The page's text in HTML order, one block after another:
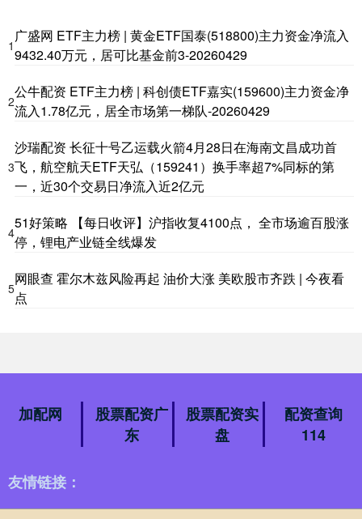
1
广盛网 ETF主力榜 | 黄金ETF国泰(518800)主力资金净流入
9432.40万元，居可比基金前3-20260429
2
公牛配资 ETF主力榜 | 科创债ETF嘉实(159600)主力资金净
流入1.78亿元，居全市场第一梯队-20260429
3
沙瑞配资 长征十号乙运载火箭4月28日在海南文昌成功首
飞，航空航天ETF天弘（159241）换手率超7%同标的第
一，近30个交易日净流入近2亿元
4
51好策略 【每日收评】沪指收复4100点， 全市场逾百股涨
停，锂电产业链全线爆发
5
网眼查 霍尔木兹风险再起 油价大涨 美欧股市齐跌 | 今夜看
点
加配网
股票配资广
东
股票配资实
盘
配资查询
114
友情链接：